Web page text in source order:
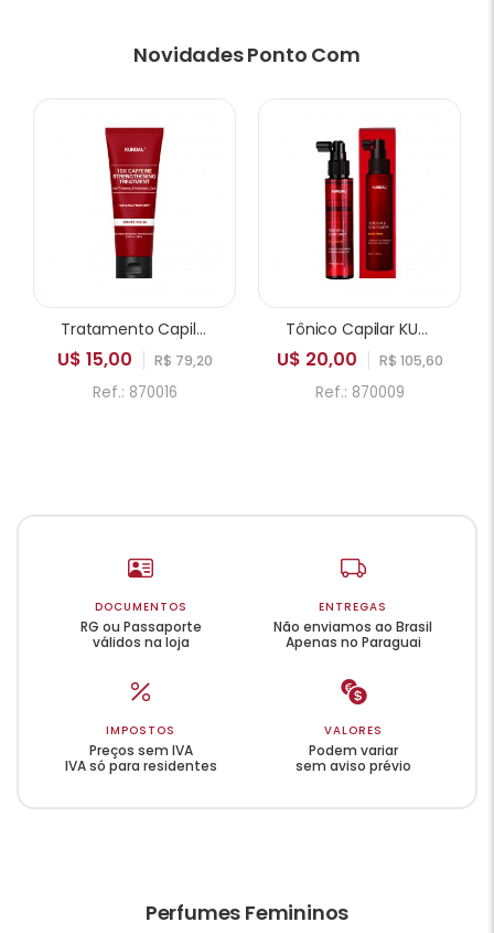
Novidades Ponto Com
Tratamento Capilar KUNDAL 10X Caffeine Strengthening White Musk 200ml
U$ 15,00 R$ 79,20
Ref.: 870016
Tônico Capilar KUNDAL Head Spa & Scalp Care Solution 100ml
U$ 20,00 R$ 105,60
Ref.: 870009
DOCUMENTOS
RG ou Passaporte
válidos na loja
ENTREGAS
Não enviamos ao Brasil
Apenas no Paraguai
IMPOSTOS
Preços sem IVA
IVA só para residentes
VALORES
Podem variar
sem aviso prévio
Perfumes Femininos